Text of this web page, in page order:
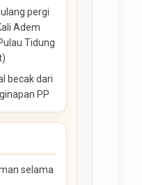
pergi
Adem
Tidung
becak dari
PP
selama